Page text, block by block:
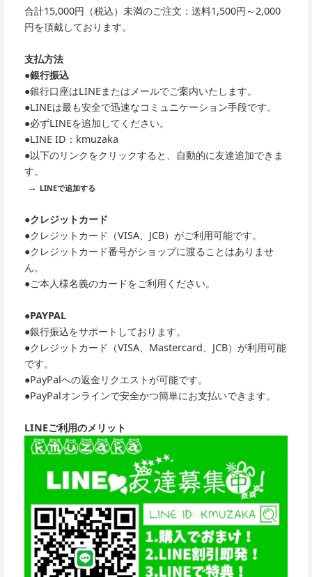
合計15,000円（税込）未満のご注文：送料1,500円～2,000
円を頂戴しております。
支払方法
●銀行振込
●銀行口座はLINEまたはメールでご案内いたします。
●LINEは最も安全で迅速なコミュニケーション手段です。
●必ずLINEを追加してください。
●LINE ID：kmuzaka
●以下のリンクをクリックすると、自動的に友達追加できま
す。
→ LINEで追加する
●クレジットカード
●クレジットカード（VISA、JCB）がご利用可能です。
●クレジットカード番号がショップに渡ることはありませ
ん。
●ご本人様名義のカードをご利用ください。
●PAYPAL
●銀行振込をサポートしております。
●クレジットカード（VISA、Mastercard、JCB）が利用可能
です。
●PayPalへの返金リクエストが可能です。
●PayPalオンラインで安全かつ簡単にお支払いできます。
LINEご利用のメリット